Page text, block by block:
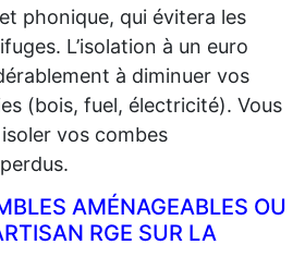
phonique, qui évitera les
L’isolation à un euro
à diminuer vos
(bois, fuel, électricité). Vous
vos combes
AMÉNAGEABLES OU
RGE SUR LA